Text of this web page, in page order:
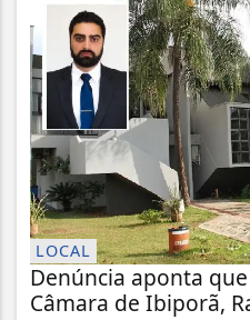
LOCAL
Denúncia aponta
Câmara de Ibiporã,